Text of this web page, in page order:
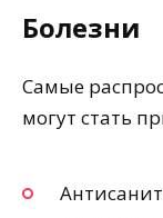
Болезни
Самые
могут стать